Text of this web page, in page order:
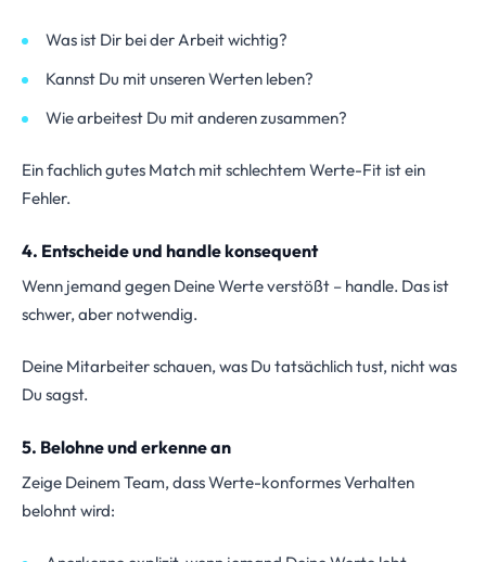
Was ist Dir bei der Arbeit wichtig?
Kannst Du mit unseren Werten leben?
Wie arbeitest Du mit anderen zusammen?
Ein fachlich gutes Match mit schlechtem Werte-Fit ist ein
Fehler.
4. Entscheide und handle konsequent
Wenn jemand gegen Deine Werte verstößt – handle. Das ist
schwer, aber notwendig.
Deine Mitarbeiter schauen, was Du tatsächlich tust, nicht was
Du sagst.
5. Belohne und erkenne an
Zeige Deinem Team, dass Werte-konformes Verhalten
belohnt wird: